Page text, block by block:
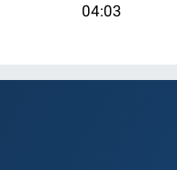
04:03